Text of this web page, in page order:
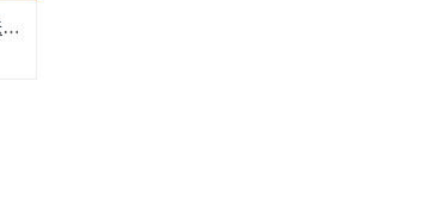
中秋烤肉三大秘醬不藏私！三拼風味烤肉醬